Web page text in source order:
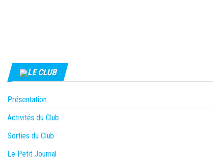
LE CLUB
Présentation
Activités du Club
Sorties du Club
Le Petit Journal